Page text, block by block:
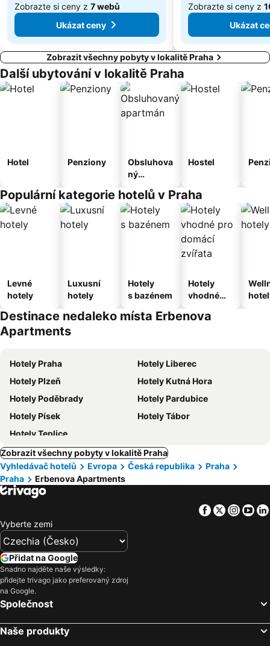
Zobrazte si ceny z 7 webů
Ukázat ceny
Zobrazte si ceny z
Ukázat
Zobrazit všechny pobyty v lokalitě Praha
Další ubytování v lokalitě Praha
Hotel Penziony
Obsluhova
ný
Hostel
Populární kategorie hotelů v Praha
Levné
hotely
Luxusní
hotely
Hotely
s bazénem
Hotely
vhodné
domácí
Destinace nedaleko místa Erbenova
Apartments
Hotely Praha
Hotely Liberec
Hotely Plzeň
Hotely Kutná Hora
Hotely Poděbrady
Hotely Pardubice
Hotely Písek
Hotely Tábor
Hotely Teplice
Zobrazit všechny pobyty v lokalitě Praha
Vyhledávač hotelů
Evropa Česká republika
Praha
Praha
Erbenova Apartments
Facebook
Twitter
Vyberte zemi
Přidat na Google
Snadno najděte naše výsledky:
přidejte trivago jako preferovaný zdroj
na Google.
Společnost
Naše produkty